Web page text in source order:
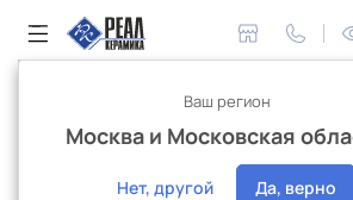
Сантехника и аксессуары Каталог
Каталог Сантехника 2022
Ваш регион
Москва и Московская
Нет, другой Да, верно